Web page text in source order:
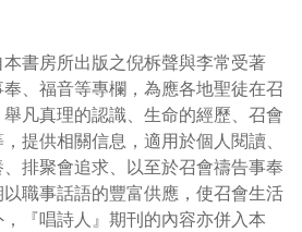
書房所出版之倪柝聲與李常受著
、福音等專欄，為應各地聖徒在召
凡真理的認識、生命的經歷、召會
提供相關信息，適用於個人閱讀、
排聚會追求、以至於召會禱告事奉
職事話語的豐富供應，使召會生活
『唱詩人』期刊的內容亦併入本